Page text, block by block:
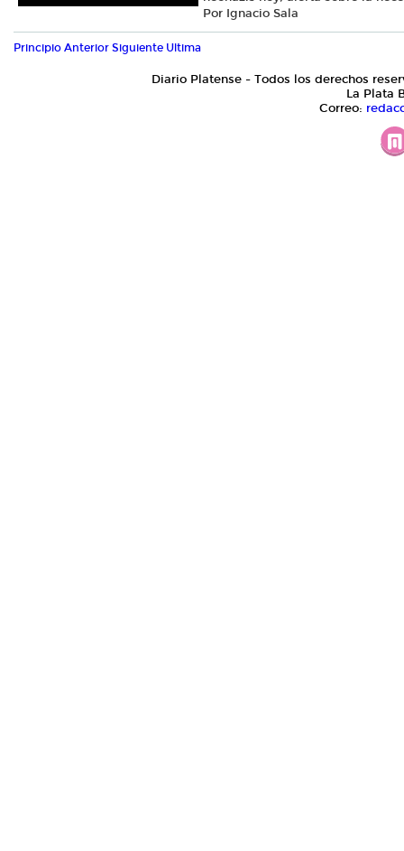
Por Ignacio Sala
Principio Anterior Siguiente Ultima
Diario Platense - Todos los derechos
La Plata
Correo: